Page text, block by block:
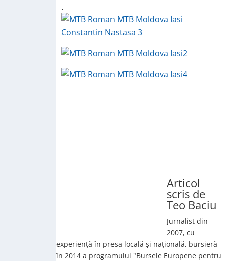
.
Articol
scris de
Teo Baciu
Jurnalist din
2007, cu
experiență în presa locală și națională, bursieră
în 2014 a programului "Bursele Europene pentru